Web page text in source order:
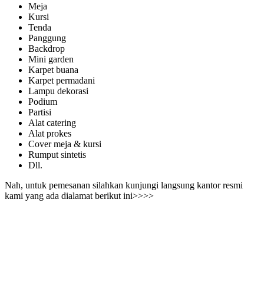
Meja
Kursi
Tenda
Panggung
Backdrop
Mini garden
Karpet buana
Karpet permadani
Lampu dekorasi
Podium
Partisi
Alat catering
Alat prokes
Cover meja & kursi
Rumput sintetis
Dll.
Nah, untuk pemesanan silahkan kunjungi langsung kantor resmi
kami yang ada dialamat berikut ini>>>>